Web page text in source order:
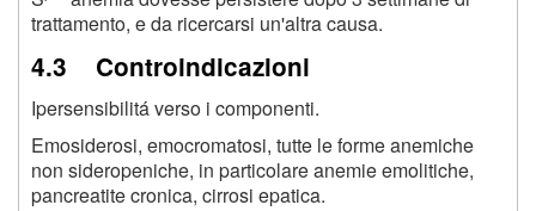
trattamento, e da ricercarsi un'altra causa.
4.3 Controindicazioni
Ipersensibilitá verso i componenti.
Emosiderosi, emocromatosi, tutte le forme anemiche
non sideropeniche, in particolare anemie emolitiche,
pancreatite cronica, cirrosi epatica.